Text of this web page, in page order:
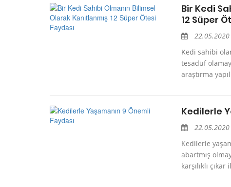
Bir Kedi
12 Süper
22.05.2020
Kedi sahibi
tesadüf
araştırma
Kedilerle
22.05.2020
Kedilerle
abartmış
karşılıklı